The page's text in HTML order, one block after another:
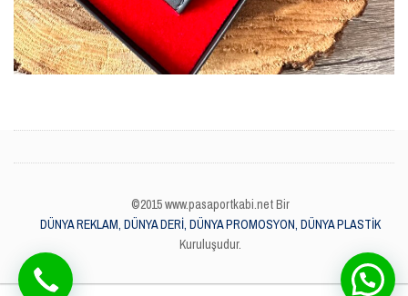
©2015 www.pasaportkabi.net Bir
DÜNYA REKLAM, DÜNYA DERİ, DÜNYA PROMOSYON, DÜNYA PLASTİK
Kuruluşudur.